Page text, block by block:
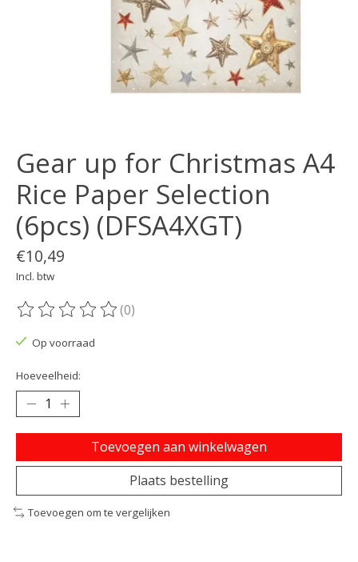
Gear up for Christmas A4
Rice Paper Selection
(6pcs) (DFSA4XGT)
€10,49
Incl. btw
De beoordeling van dit product is
(0)
Op voorraad
Hoeveelheid:
Toevoegen aan winkelwagen
Plaats bestelling
Toevoegen om te vergelijken